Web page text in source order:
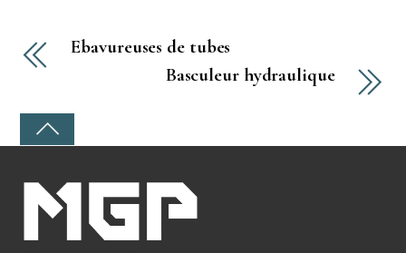
Ebavureuses de tubes
Basculeur hydraulique